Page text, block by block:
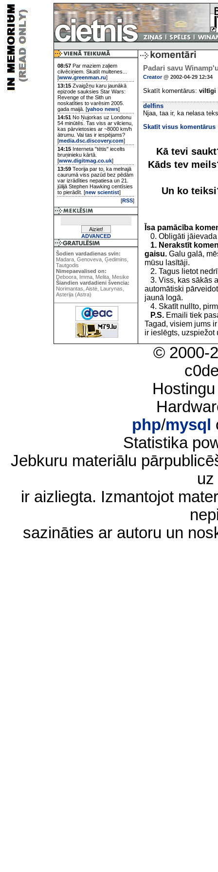
08:57 Par maziem zaļiem
cilvēciņiem. Skatīt multenes...
[www.greenman.ru]
13:15 Zvaigžņu karu jaunākā
epizode sauksies Star Wars:
Revenge of the Sith un
noskatīties to varēsim 2005.
gada maijā. [yahoo news]
14:51 No Ņujorkas uz Londonu
54 minūtēs. Tas viss ar vilcienu,
kas pārvietosies ar ~8000 km/h
ātrumu. Vai tas ir iespējams?
[media.dsc.discovery.com]
14:15 Interneta "tētis" iecelts
bruņinieku kārtā.
[www.digitmag.co.uk]
13:59 Teorija par to, ka melnajā
caurumā viss pazūd bez pēdām
var izrādīties nepatiesa un 21.
jūlijā Stephen Hawking centīsies
to pierādīt. [new scientist]
[RSS]
ADVANCED
Šodien vardadienas svin:
Madara, Genoveva, Ģedimins,
Tautgodis
Nimepaevalised on:
Deboora, Imma, Melita, Mesike
Šiandien vardadieni švencia:
Norimantas, Aistė, Laurynas,
Asterija (Astra)
Padari savu
Creator@ 2002-04-29 12:34
Skatīt komentārus: viltīgi
delfins
Njaa, taa ir, ka nelasa
Skatīt visus komentārus
Kā tevi
Kāds tev
Un ko
Īsa pamācība
0. Obligāti jāievada
1. Nerakstīt
gaisu. Galu galā,
mūsu lasītāji.
2. Tagus lietot
3. Viss, kas sākās
automātiski
jaunā logā.
4. Skatīt nullto,
P.S. Emaili tiek
Tagad, visiem jums
ir ieslēgts, uzspiežot
© 2000-
php/mysql
Statistika
Jebkuru materiālu
ir aizliegta. Izmantojot
sazināties ar autoru un